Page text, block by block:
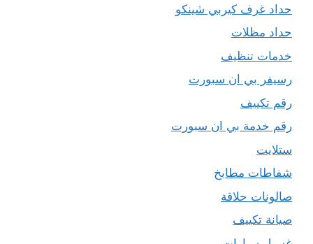
حداد غرف كيربي شينكو
حداد مظلات
خدمات تنظيف
رسيفر بي ان سبورت
رقم تكييف
رقم خدمة بي ان سبورت
ستلايت
شفاطات مطابخ
صالونات حلاقة
صيانة تكييف